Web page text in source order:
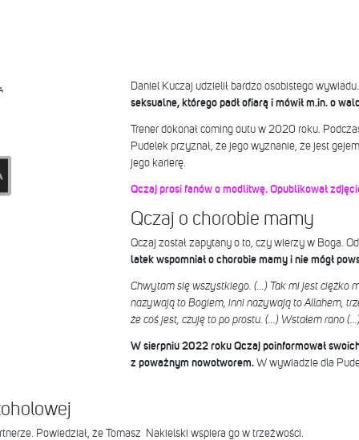
Daniel Kuczaj udzielił bardzo osobistego
seksualne, którego padł ofiarą i mówił m.in. o
Trener dokonał coming outu w 2020 roku.
Pudelek przyznał, że jego wyznanie, że jest
jego karierę.
Qczaj prosi fanów o modlitwę. Opublikował
Qczaj o chorobie mamy
Qczaj został zapytany o to, czy wierzy w Boga.
latek wspomniał o chorobie mamy i nie mógł
Chwytam się wszystkiego. (…) Tak mi jest ciężko
nazywają to Bogiem, inni nazywają to Allahem,
że coś jest, czuję to po prostu. (…) Wstałem rano
W sierpniu 2022 roku Qczaj poinformował
z poważnym nowotworem.W wywiadzie dla
Powiedział, że Tomasz Nakielski wspiera go w trzeźwości.